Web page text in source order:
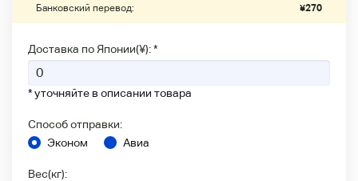
Банковский перевод:
¥270
Доставка по Японии(¥): *
* уточняйте в описании товара
Способ отправки:
Эконом
Авиа
Вес(кг):